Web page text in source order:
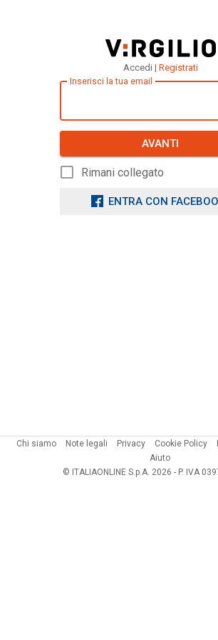
Accedi | Registrati
Inserisci la tua email
AVANTI
Rimani collegato
ENTRA CON
Chi siamo Note legali Privacy Cookie Policy
Aiuto
© ITALIAONLINE S.p.A. 2026 - P. IVA